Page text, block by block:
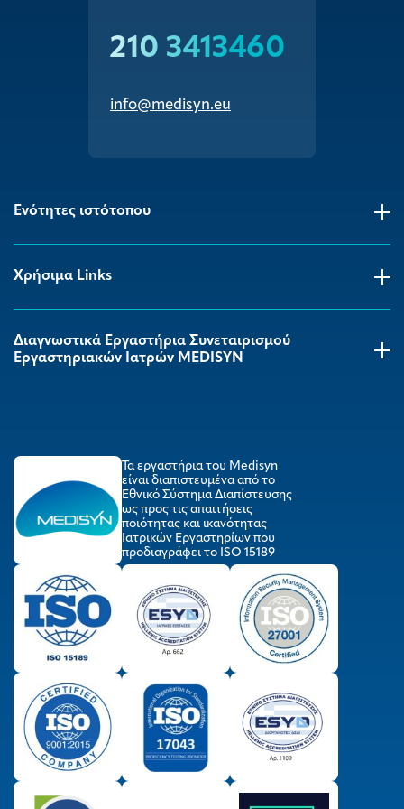
210 3413460
info@medisyn.eu
Ενότητες ιστότοπου
Χρήσιμα Links
Διαγνωστικά Εργαστήρια Συνεταιρισμού
Εργαστηριακών Ιατρών MEDISYΝ
Τα εργαστήρια του Medisyn
είναι διαπιστευμένα από το
Εθνικό Σύστημα Διαπίστευσης
ως προς τις απαιτήσεις
ποιότητας και ικανότητας
Ιατρικών Εργαστηρίων που
προδιαγράφει το ISO 15189